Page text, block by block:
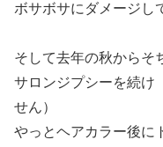
ボサボサにダメージし
そして去年の秋からそ
サロンジプシーを続け
せん）
やっとヘアカラー後に